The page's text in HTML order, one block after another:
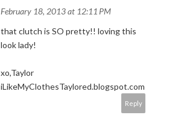
February 18, 2013 at 12:11 PM
that clutch is SO pretty!! loving this
look lady!
xo,Taylor
iLikeMyClothesTaylored.blogspot.com
Reply